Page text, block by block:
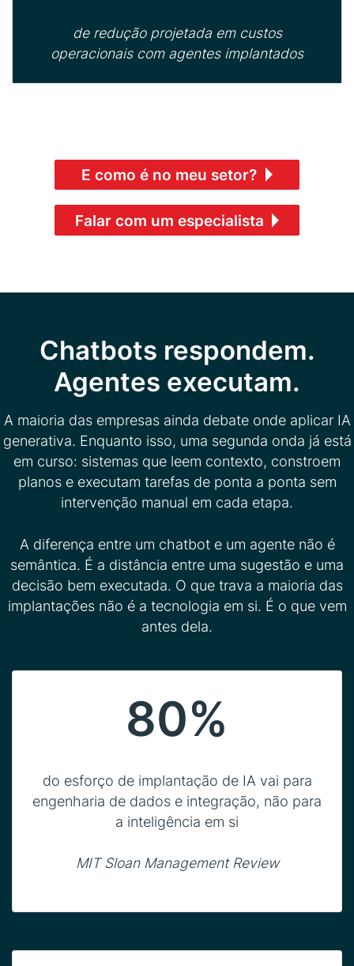
de redução projetada em custos
operacionais com agentes implantados
E como é no meu setor?
Falar com um especialista
Chatbots respondem.
Agentes executam.
A maioria das empresas ainda debate onde aplicar IA
generativa. Enquanto isso, uma segunda onda já está
em curso: sistemas que leem contexto, constroem
planos e executam tarefas de ponta a ponta sem
intervenção manual em cada etapa.
A diferença entre um chatbot e um agente não é
semântica. É a distância entre uma sugestão e uma
decisão bem executada. O que trava a maioria das
implantações não é a tecnologia em si. É o que vem
antes dela.
80%
do esforço de implantação de IA vai para
engenharia de dados e integração, não para
a inteligência em si
MIT Sloan Management Review